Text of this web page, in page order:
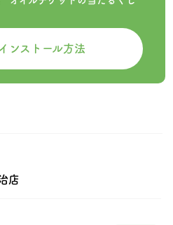
ンストール方法
店